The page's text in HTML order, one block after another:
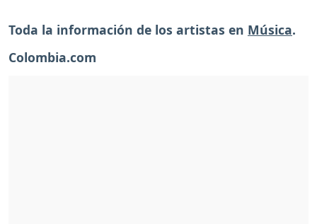
Toda la información de los artistas en Música.
Colombia.com